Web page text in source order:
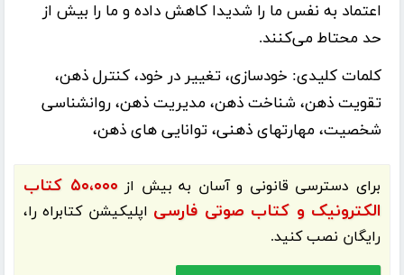
اعتماد به نفس ما را شدیدا کاهش داده و ما را بیش از
حد محتاط می‌کنند.
کلمات کلیدی: خودسازی، تغییر در خود، کنترل ذهن،
تقویت ذهن، شناخت ذهن، مدیریت ذهن، روانشناسی
شخصیت، مهارت­های ذهنی، توانایی های ذهن،
برای دسترسی قانونی و آسان به بیش از
۵۰،۰۰۰ کتاب
الکترونیک و کتاب صوتی فارسی اپلیکیشنکتابراهرا،
رایگان نصب کنید.